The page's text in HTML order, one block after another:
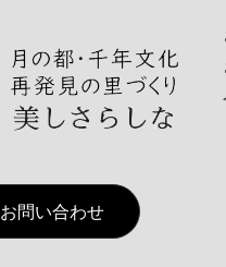
お問い合わせ